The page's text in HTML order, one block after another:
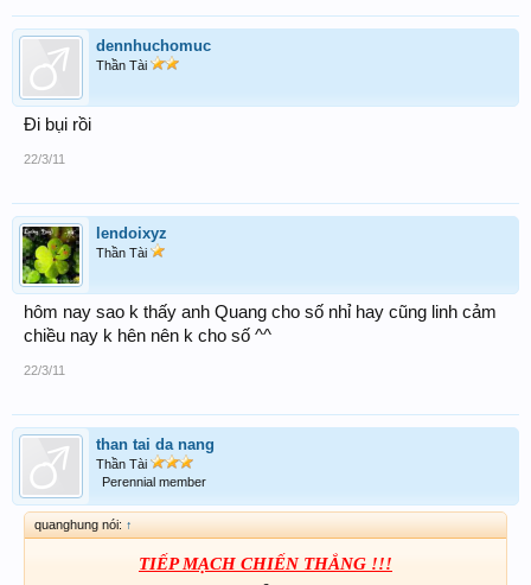
dennhuchomuc
Thần Tài
Đi bụi rồi
22/3/11
lendoixyz
Thần Tài
hôm nay sao k thấy anh Quang cho số nhỉ hay cũng linh cảm
chiều nay k hên nên k cho số ^^
22/3/11
than tai da nang
Thần Tài
Perennial member
quanghung nói: ↑
TIẾP MẠCH CHIẾN THẮNG !!!